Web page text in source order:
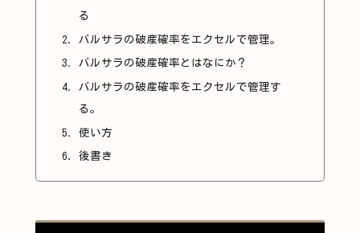
る
バルサラの破産確率をエクセルで管理。
バルサラの破産確率とはなにか？
バルサラの破産確率をエクセルで管理す
る。
使い方
後書き